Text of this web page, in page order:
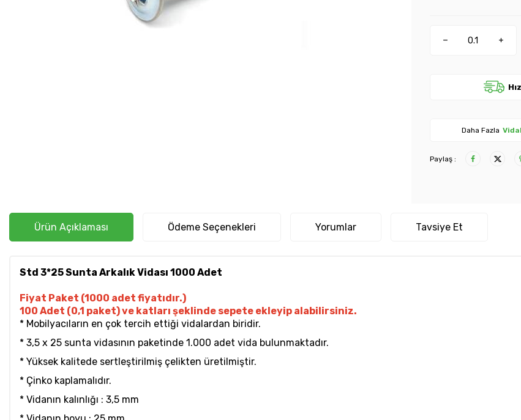
Daha Fazla
Paylaş :
Ürün Açıklaması Ödeme Seçenekleri Yorumlar Tavsiye Et
Std 3*25 Sunta Arkalık Vidası 1000 Adet
Fiyat Paket (1000 adet fiyatıdır.)
100 Adet (0,1 paket) ve katları şeklinde sepete ekleyip alabilirsiniz.
* Mobilyacıların en çok tercih ettiği vidalardan biridir.
* 3,5 x 25 sunta vidasının paketinde 1.000 adet vida bulunmaktadır.
* Yüksek kalitede sertleştirilmiş çelikten üretilmiştir.
* Çinko kaplamalıdır.
* Vidanın kalınlığı : 3,5 mm